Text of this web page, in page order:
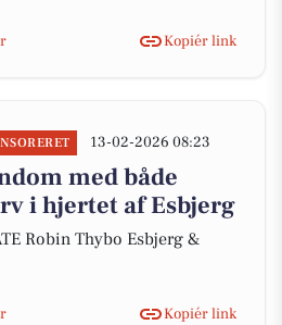
Kopiér link
13-02-2026 08:23
med både
i hjertet af Esbjerg
Robin Thybo Esbjerg &
Kopiér link